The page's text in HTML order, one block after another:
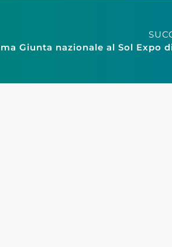
Giunta nazionale al Sol Expo